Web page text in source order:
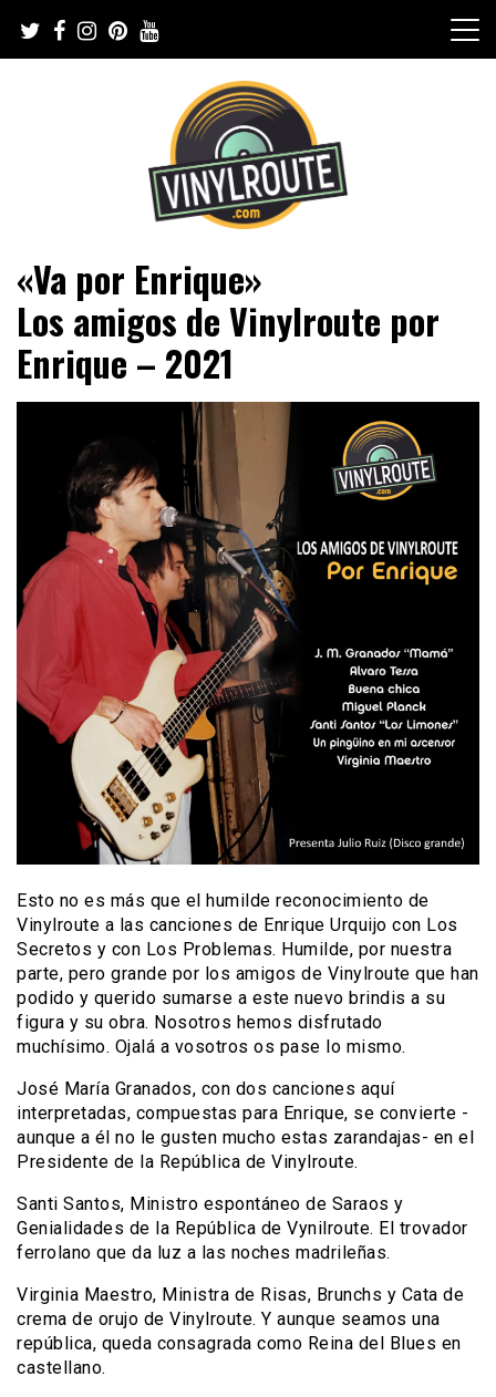
content
VinylRoute
«Va por Enrique»
Los amigos de Vinylroute por
Enrique – 2021
Esto no es más que el humilde reconocimiento de
Vinylroute a las canciones de Enrique Urquijo con Los
Secretos y con Los Problemas. Humilde, por nuestra
parte, pero grande por los amigos de Vinylroute que han
podido y querido sumarse a este nuevo brindis a su
figura y su obra. Nosotros hemos disfrutado
muchísimo. Ojalá a vosotros os pase lo mismo.
José María Granados, con dos canciones aquí
interpretadas, compuestas para Enrique, se convierte -
aunque a él no le gusten mucho estas zarandajas- en el
Presidente de la República de Vinylroute.
Santi Santos, Ministro espontáneo de Saraos y
Genialidades de la República de Vynilroute. El trovador
ferrolano que da luz a las noches madrileñas.
Virginia Maestro, Ministra de Risas, Brunchs y Cata de
crema de orujo de Vinylroute. Y aunque seamos una
república, queda consagrada como Reina del Blues en
castellano.